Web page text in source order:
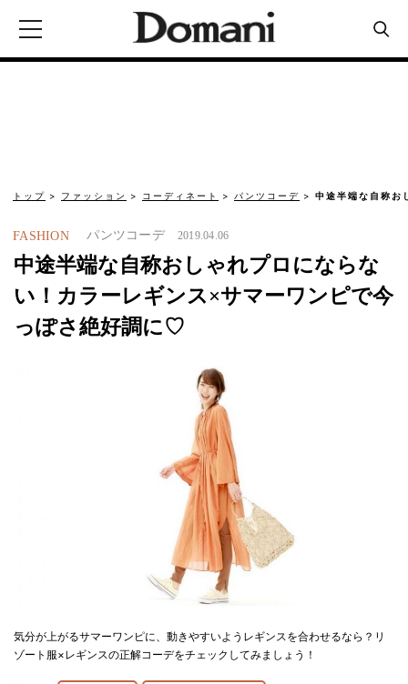
トップ ファッション コーディネート パンツコーデ 中途半端な自称お
FASHION パンツコーデ 2019.04.06
中途半端な自称おしゃれプロにならな
い！カラーレギンス×サマーワンピで今
っぽさ絶好調に♡
気分が上がるサマーワンピに、動きやすいようレギンスを合わせるなら？リ
ゾート服×レギンスの正解コーデをチェックしてみましょう！